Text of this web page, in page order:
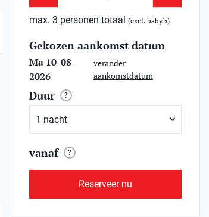
max. 3 personen totaal(excl. baby's)
Gekozen aankomst datum
Ma 10-08-
2026
verander
aankomstdatum
Duur ?
vanaf ?
Reserveer nu